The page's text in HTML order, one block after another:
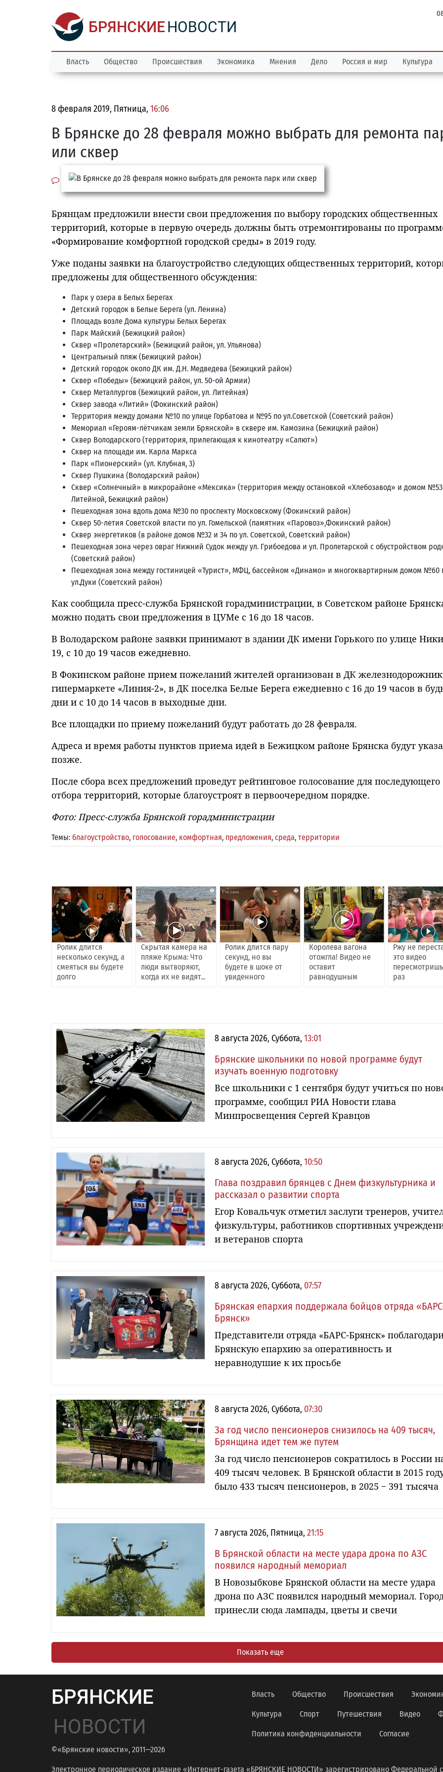
БРЯНСКИЕНОВОСТИ
Власть Общество Происшествия Экономика Мнения Дело Россия и мир Культура
8 февраля 2019, Пятница, 16:06
В Брянске до 28 февраля можно выбрать для ремонта
или сквер
Брянцам предложили внести свои предложения по выбору городских общественных
территорий, которые в первую очередь должны быть отремонтированы по
«Формирование комфортной городской среды» в 2019 году.
Уже поданы заявки на благоустройство следующих общественных территорий,
предложены для общественного обсуждения:
Парк у озера в Белых Берегах
Детский городок в Белые Берега (ул. Ленина)
Площадь возле Дома культуры Белых Берегах
Парк Майский (Бежицкий район)
Сквер «Пролетарский» (Бежицкий район, ул. Ульянова)
Центральный пляж (Бежицкий район)
Детский городок около ДК им. Д.Н. Медведева (Бежицкий район)
Сквер «Победы» (Бежицкий район, ул. 50-ой Армии)
Сквер Металлургов (Бежицкий район, ул. Литейная)
Сквер завода «Литий» (Фокинский район)
Территория между домами №10 по улице Горбатова и №95 по ул.Советской (Советский район)
Мемориал «Героям-лётчикам земли Брянской» в сквере им. Камозина (Бежицкий район)
Сквер Володарского (территория, прилегающая к кинотеатру «Салют»)
Сквер на площади им. Карла Маркса
Парк «Пионерский» (ул. Клубная, 3)
Сквер Пушкина (Володарский район)
Сквер «Солнечный» в микрорайоне «Мексика» (территория между остановкой «Хлебозавод» и домом №53
Литейной, Бежицкий район)
Пешеходная зона вдоль дома №30 по проспекту Московскому (Фокинский район)
Сквер 50-летия Советской власти по ул. Гомельской (памятник «Паровоз»,Фокинский район)
Сквер энергетиков (в районе домов №32 и 34 по ул. Советской, Советский район)
Пешеходная зона через овраг Нижний Судок между ул. Грибоедова и ул. Пролетарской с обустройством
(Советский район)
Пешеходная зона между гостиницей «Турист», МФЦ, бассейном «Динамо» и многоквартирным домом №60
ул.Дуки (Советский район)
Как сообщила пресс-служба Брянской горадминистрации, в Советском районе
можно подать свои предложения в ЦУМе с 16 до 18 часов.
В Володарском районе заявки принимают в здании ДК имени Горького по улице
19, с 10 до 19 часов ежедневно.
В Фокинском районе прием пожеланий жителей организован в ДК
гипермаркете «Линия-2», в ДК поселка Белые Берега ежедневно с 16 до 19 часов в
дни и с 10 до 14 часов в выходные дни.
Все площадки по приему пожеланий будут работать до 28 февраля.
Адреса и время работы пунктов приема идей в Бежицком районе Брянска будут
позже.
После сбора всех предложений проведут рейтинговое голосование для последующего
отбора территорий, которые благоустроят в первоочередном порядке.
Фото: Пресс-служба Брянской горадминистрации
Темы: благоустройство, голосование, комфортная, предложения, среда, территории
i
Ролик длится
несколько секунд, а
смеяться вы будете
долго
i
Скрытая камера на
пляже Крыма: Что
люди вытворяют,
когда их не видят...
i
Ролик длится пару
секунд, но вы
будете в шоке от
увиденного
i
Королева вагона
отожгла! Видео не
оставит
равнодушным
Ржу не
это видео
раз
8 августа 2026, Суббота, 13:01
Брянские школьники по новой программе будут
изучать военную подготовку
Все школьники с 1 сентября будут учиться по
программе, сообщил РИА Новости глава
Минпросвещения Сергей Кравцов
8 августа 2026, Суббота, 10:50
Глава поздравил брянцев с Днем физкультурника и
рассказал о развитии спорта
Егор Ковальчук отметил заслуги тренеров,
физкультуры, работников спортивных
и ветеранов спорта
8 августа 2026, Суббота, 07:57
Брянская епархия поддержала бойцов отряда
Брянск»
Представители отряда «БАРС-Брянск»
Брянскую епархию за оперативность и
неравнодушие к их просьбе
8 августа 2026, Суббота, 07:30
За год число пенсионеров снизилось на 409 тысяч,
Брянщина идет тем же путем
За год число пенсионеров сократилось в России
409 тысяч человек. В Брянской области в 2015
было 433 тысяч пенсионеров, в 2025 − 391 тысяча
7 августа 2026, Пятница, 21:15
В Брянской области на месте удара дрона по АЗС
появился народный мемориал
В Новозыбкове Брянской области на месте удара
дрона по АЗС появился народный мемориал.
принесли сюда лампады, цветы и свечи
Показать еще
БРЯНСКИЕ
НОВОСТИ
©«Брянские новости», 2011—2026
Власть Общество Происшествия
Культура Спорт Путешествия Видео
Политика конфиденциальности Согласие
Электронное периодическое издание «Интернет-газета «БРЯНСКИЕ НОВОСТИ» зарегистрировано Федеральной